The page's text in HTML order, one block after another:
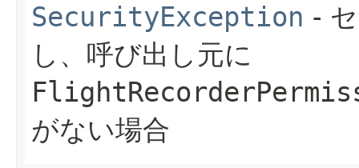
SecurityException -
し、呼び出し元に
がない場合